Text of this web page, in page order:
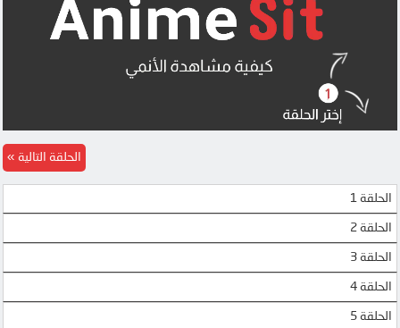
MEGA
MEGA
OK
SBLANH
OK
HIGHLOAD
4SHARED
DRIVE
الحلقة 1
الحلقة 2
الحلقة 3
الحلقة 4
الحلقة 5
الحلقة التالية